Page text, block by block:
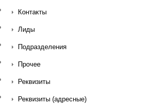
Контакты
Лиды
Подразделения
Прочее
Реквизиты
Реквизиты (адресные)